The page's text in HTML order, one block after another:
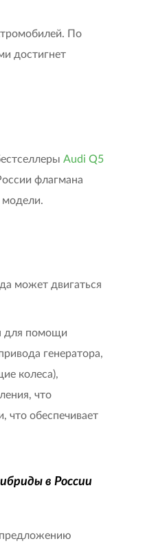
По
достигнет
Audi Q5
флагмана
модели.
может двигаться
для помощи
генератора,
колеса),
что
что обеспечивает
в России
предложению